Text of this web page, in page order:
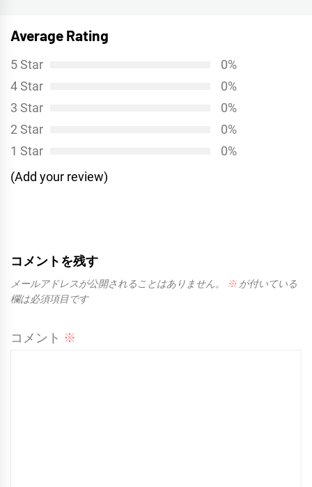
シ
ョ
ン
Average Rating
5 Star
0%
4 Star
0%
3 Star
0%
2 Star
0%
1 Star
0%
(Add your review)
コメントを残す
メールアドレスが公開されることはありません。 ※ が付いている
欄は必須項目です
コメント ※